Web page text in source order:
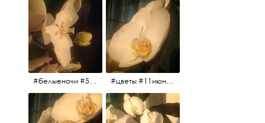
#белыеночи #5утра #11июня2017 #цветы #цветы #11июня2017 #5утра #белыеночи